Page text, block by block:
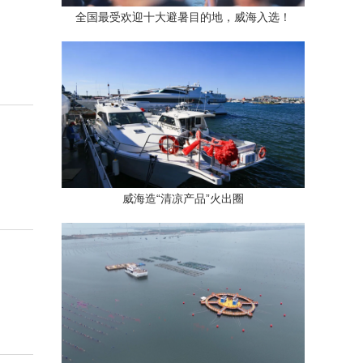
全国最受欢迎十大避暑目的地，威海入选！
威海造“清凉产品”火出圈